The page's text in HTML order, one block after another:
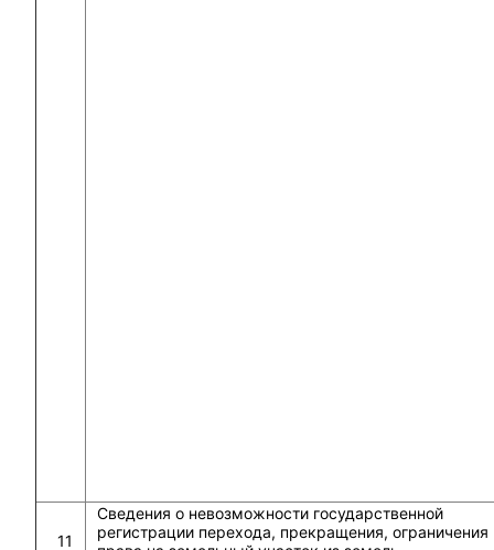
11
Сведения о невозможности государственной
регистрации перехода, прекращения, ограничения